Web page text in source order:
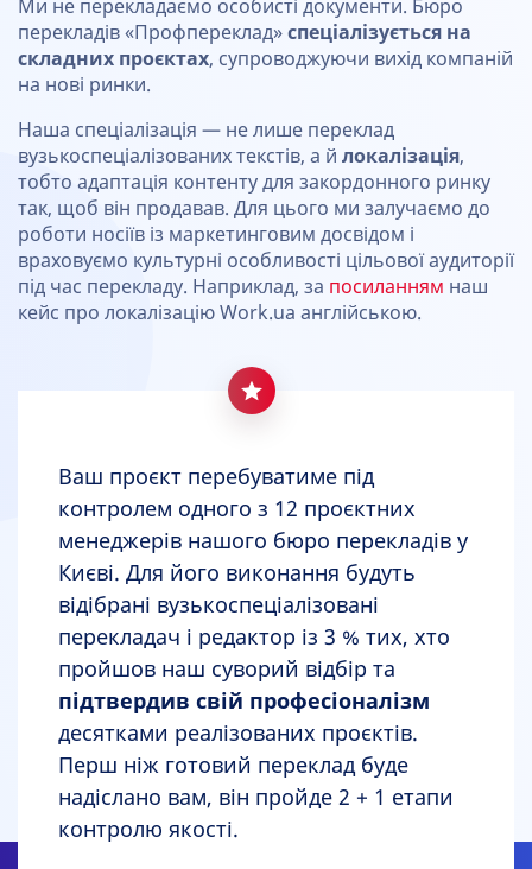
Ми не перекладаємо особисті документи. Бюро
перекладів «Профпереклад» спеціалізується на
складних проєктах, супроводжуючи вихід компаній
на нові ринки.
Наша спеціалізація — не лише переклад
вузькоспеціалізованих текстів, а й локалізація,
тобто адаптація контенту для закордонного ринку
так, щоб він продавав. Для цього ми залучаємо до
роботи носіїв із маркетинговим досвідом і
враховуємо культурні особливості цільової аудиторії
під час перекладу. Наприклад, за посиланням наш
кейс про локалізацію Work.ua англійською.
Ваш проєкт перебуватиме під
контролем одного з 12 проєктних
менеджерів нашого бюро перекладів у
Києві. Для його виконання будуть
відібрані вузькоспеціалізовані
перекладач і редактор із 3 % тих, хто
пройшов наш суворий відбір та
підтвердив свій професіоналізм
десятками реалізованих проєктів.
Перш ніж готовий переклад буде
надіслано вам, він пройде 2 + 1 етапи
контролю якості.